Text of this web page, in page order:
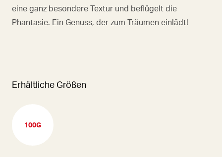
eine ganz besondere Textur und beflügelt die
Phantasie. Ein Genuss, der zum Träumen einlädt!
Erhältliche Größen
100G